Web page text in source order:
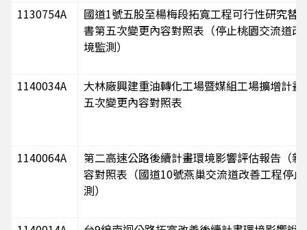
1130754A
國道1號五股至楊梅段拓寬工程可行性研究替
書第五次變更內容對照表（停止桃園交流道
境監測）
1140034A
大林廠興建重油轉化工場暨媒組工場擴增計
五次變更內容對照表
1140064A
第二高速公路後續計畫環境影響評估報告（
容對照表（國道10號燕巢交流道改善工程停
測）